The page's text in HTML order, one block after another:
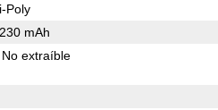
Poly
mAh
No extraíble